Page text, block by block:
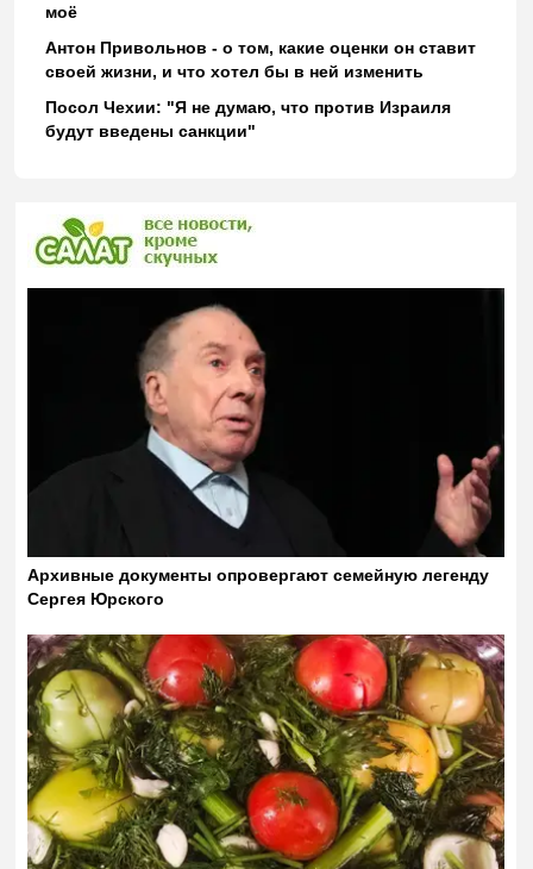
моё
Антон Привольнов - о том, какие оценки он ставит
своей жизни, и что хотел бы в ней изменить
Посол Чехии: "Я не думаю, что против Израиля
будут введены санкции"